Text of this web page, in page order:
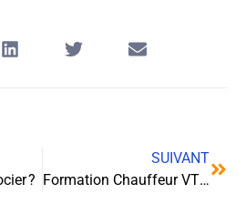
?
SUIVANT
Formation Chauffeur VTC : un moyen efficace pour devenir chauffeur professionnel